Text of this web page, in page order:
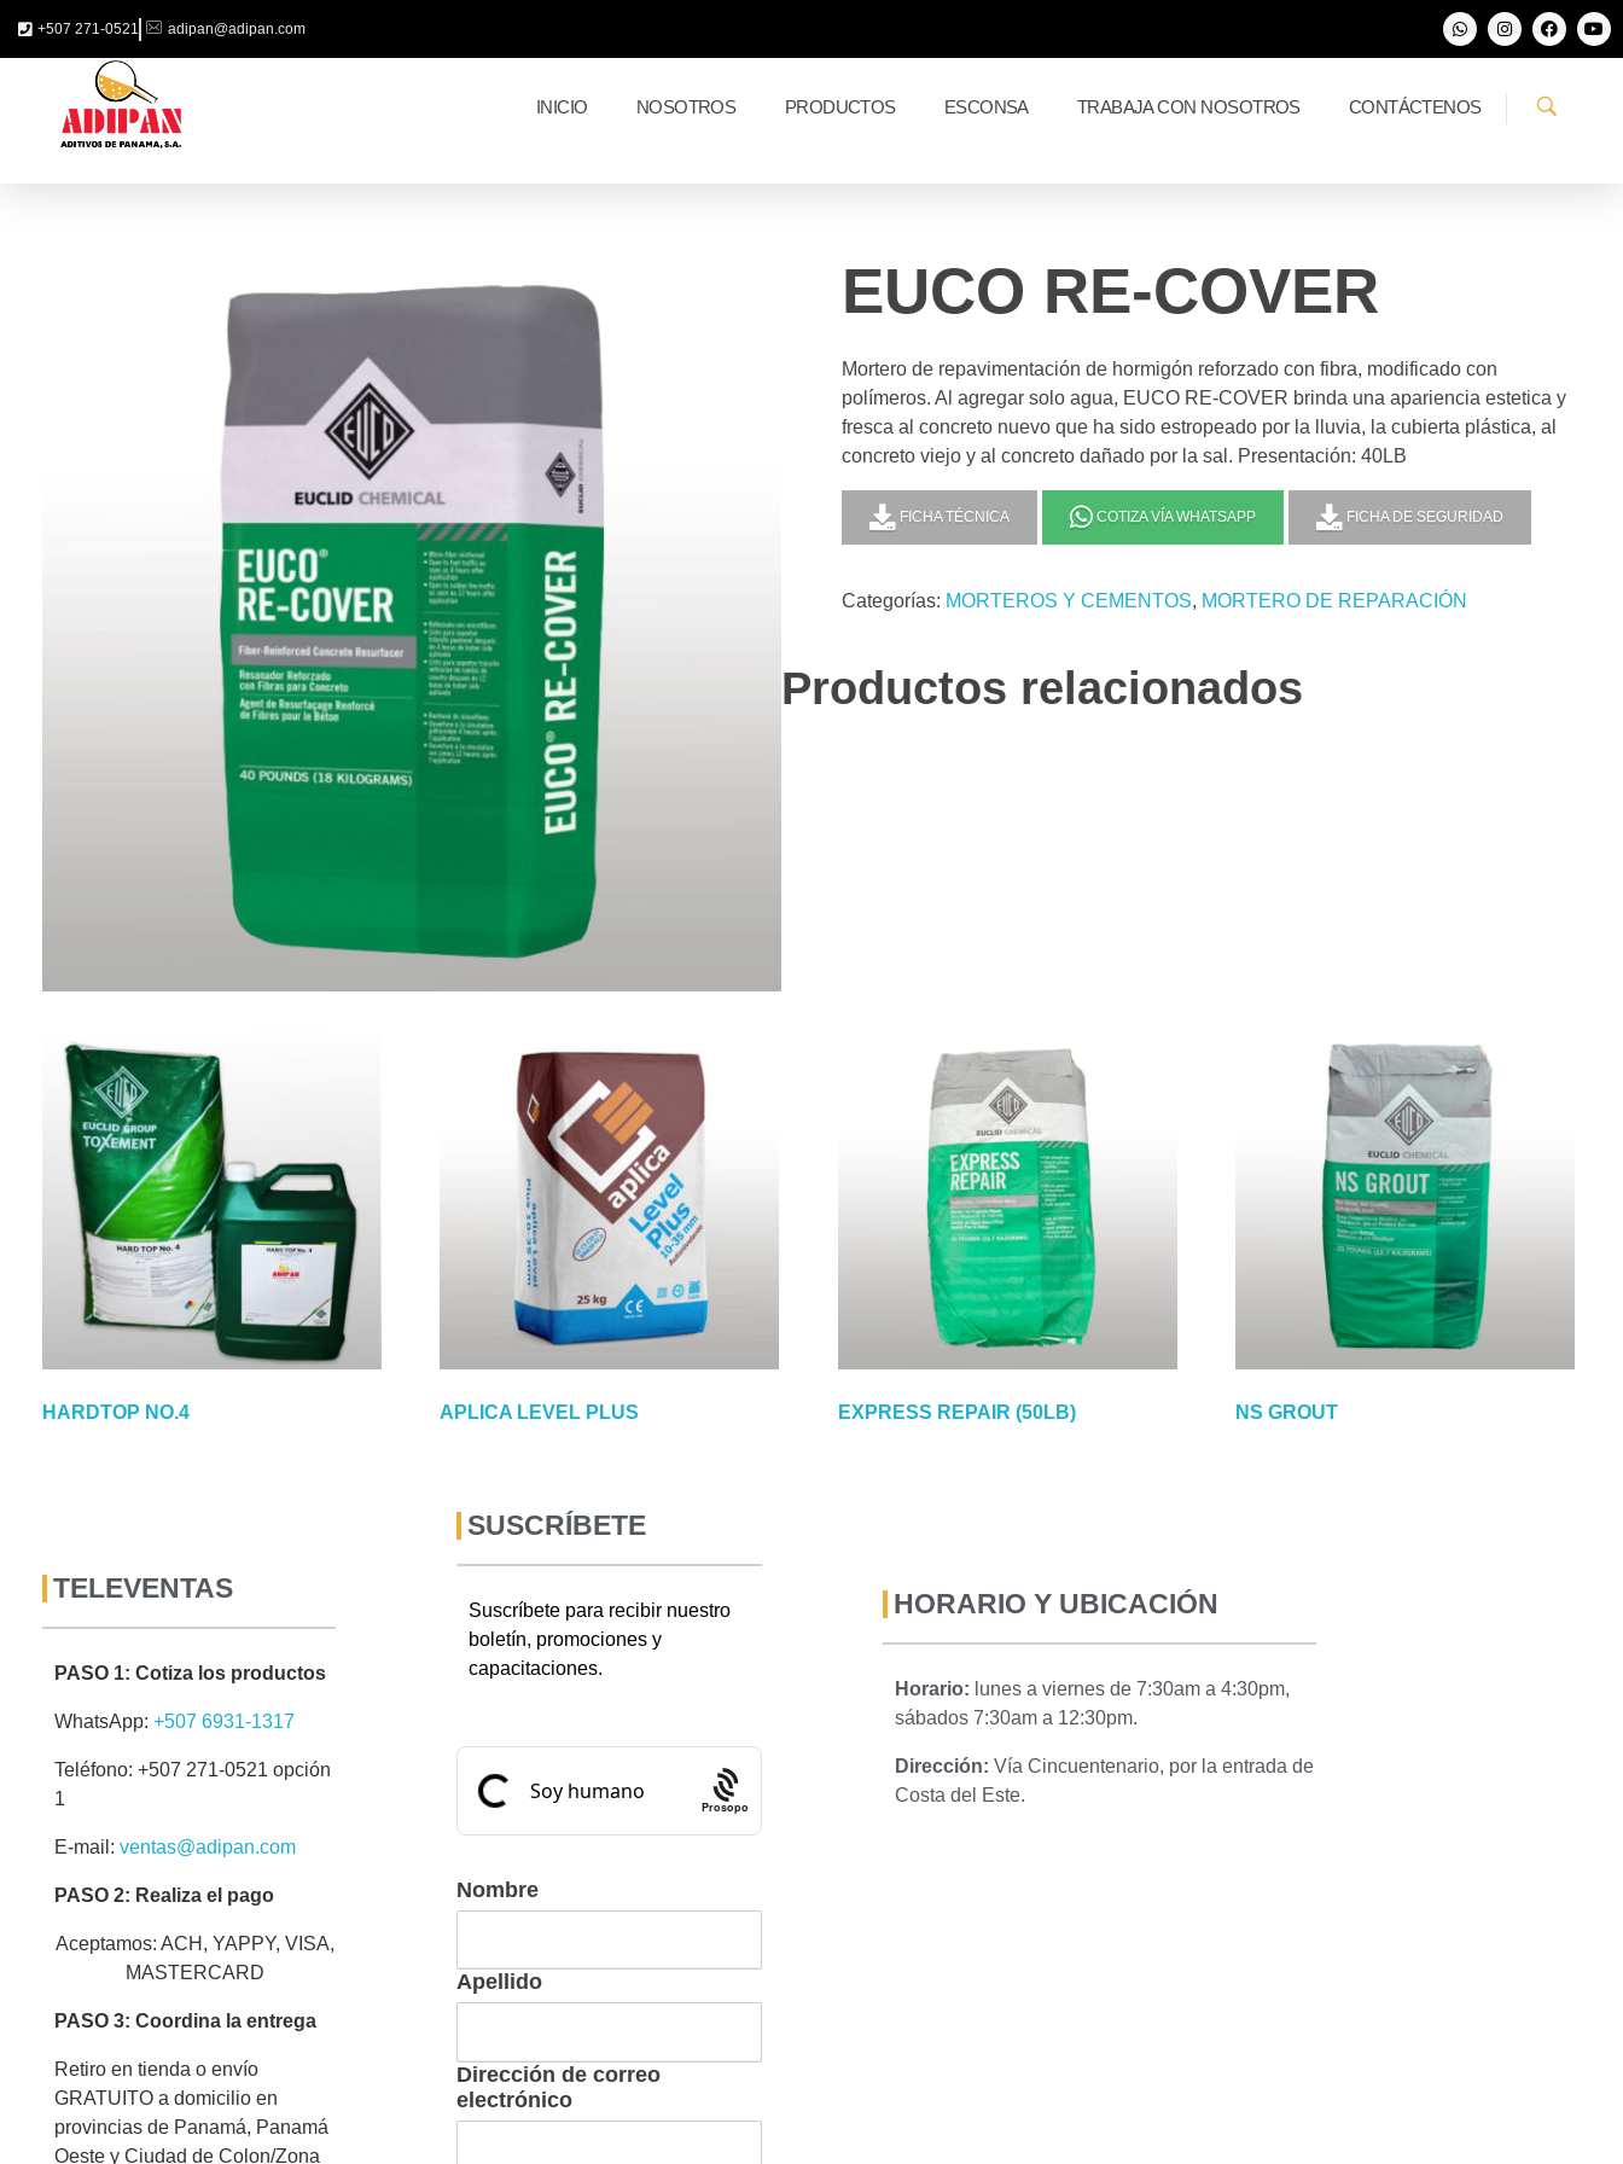
+507 271-0521 adipan@adipan.com
INICIO NOSOTROS PRODUCTOS ESCONSA TRABAJA CON NOSOTROS CONTÁCTENOS
EUCO RE-COVER
Mortero de repavimentación de hormigón reforzado con fibra, modificado con
polímeros. Al agregar solo agua, EUCO RE-COVER brinda una apariencia estetica y
fresca al concreto nuevo que ha sido estropeado por la lluvia, la cubierta plástica, al
concreto viejo y al concreto dañado por la sal. Presentación: 40LB
FICHA TÉCNICA COTIZA VÍA WHATSAPP FICHA DE SEGURIDAD
Categorías: MORTEROS Y CEMENTOS, MORTERO DE REPARACIÓN
Productos relacionados
HARDTOP NO.4 APLICA LEVEL PLUS EXPRESS REPAIR (50LB) NS GROUT
TELEVENTAS
PASO 1: Cotiza los productos
WhatsApp: +507 6931-1317
Teléfono: +507 271-0521 opción
1
E-mail: ventas@adipan.com
PASO 2: Realiza el pago
Aceptamos: ACH, YAPPY, VISA,
MASTERCARD
PASO 3: Coordina la entrega
Retiro en tienda o envío
GRATUITO a domicilio en
provincias de Panamá, Panamá
Oeste y Ciudad de Colon/Zona
SUSCRÍBETE
Suscríbete para recibir nuestro
boletín, promociones y
capacitaciones.
Prosopo
Nombre
Apellido
Dirección de correo
electrónico
HORARIO Y UBICACIÓN
Horario: lunes a viernes de 7:30am a 4:30pm,
sábados 7:30am a 12:30pm.
Dirección: Vía Cincuentenario, por la entrada de
Costa del Este.